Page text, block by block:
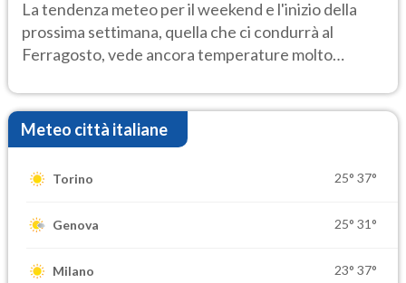
La tendenza meteo per il weekend e l'inizio della
prossima settimana, quella che ci condurrà al
Ferragosto, vede ancora temperature molto
Meteo città italiane
Torino 25° 37°
Genova 25° 31°
Milano 23° 37°